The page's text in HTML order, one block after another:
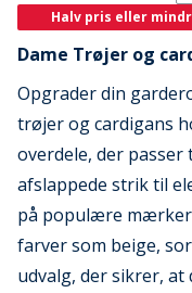
Halv pris eller
Dame Trøjer og
Opgrader din
trøjer og cardigans
overdele, der
afslappede strik til
på populære mærker
farver som beige,
udvalg, der sikrer,